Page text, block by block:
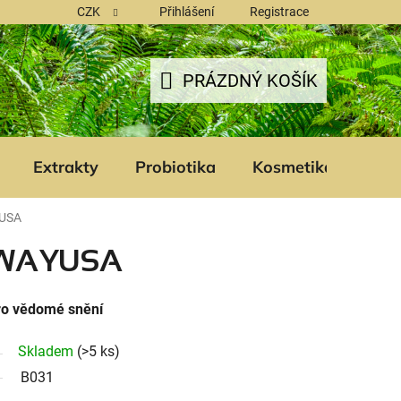
CZK Přihlášení Registrace
NÁKUPNÍ
PRÁZDNÝ KOŠÍK
Extrakty Probiotika Kosmetika
vědomé snění
Skladem (>5 ks)
B031